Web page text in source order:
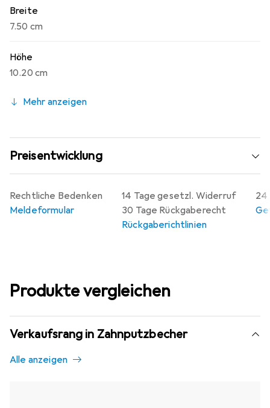
Breite
7.50 cm
Höhe
10.20 cm
Mehr anzeigen
Preisentwicklung
14 Tage gesetzl. Widerruf
30 Tage Rückgaberecht
Rückgaberichtlinien
24
Rechtliche Bedenken
Meldeformular
Produkte vergleichen
Verkaufsrang in Zahnputzbecher
Alle anzeigen